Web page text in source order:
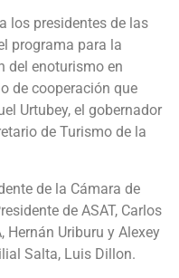
los presidentes de las
programa para la
del enoturismo en
de cooperación que
Urtubey, el gobernador
de Turismo de la
de la Cámara de
de ASAT, Carlos
Hernán Uriburu y Alexey
Salta, Luis Dillon.